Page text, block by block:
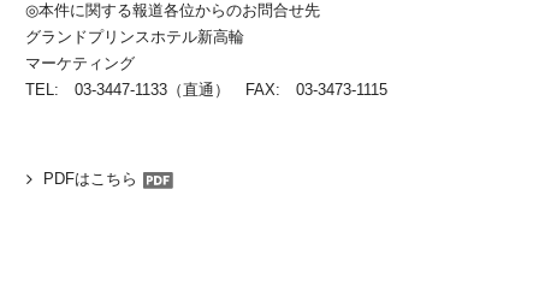
◎本件に関する報道各位からのお問合せ先
グランドプリンスホテル新高輪
マーケティング
TEL: 03-3447-1133（直通） FAX: 03-3473-1115
PDFはこちら